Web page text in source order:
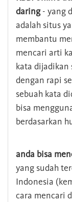
daring- yang
adalah situs
membantu
mencari arti
kata dijadikan
dengan rapi
sebuah kata
bisa
berdasarkan
anda bisa
yang sudah
Indonesia
cara mencari